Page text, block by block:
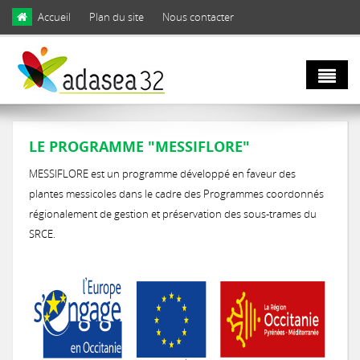
Skip to main content
Accueil Plan du site Nous contacter
Qui sommes
Domaines d'activités
Notre engagement
Notre gouvernance
Natura 2000
et biodiversité
Biodiversité
Les facettes de la biodiversité gersoise
LIFE Coteaux Gascons
écologie
LE PROGRAMME "MESSIFLORE"
MESSIFLORE est un programme développé en faveur des
plantes messicoles dans le cadre des Programmes coordonnés
régionalement de gestion et préservation des sous-trames du
SRCE.